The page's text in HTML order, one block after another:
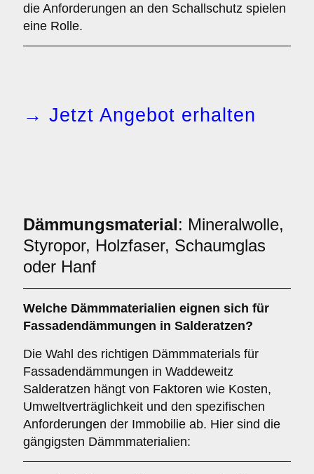
die Anforderungen an den Schallschutz spielen
eine Rolle.
→ Jetzt Angebot erhalten
Dämmungsmaterial: Mineralwolle,
Styropor, Holzfaser, Schaumglas
oder Hanf
Welche Dämmmaterialien eignen sich für
Fassadendämmungen in Salderatzen?
Die Wahl des richtigen Dämmmaterials für
Fassadendämmungen in Waddeweitz
Salderatzen hängt von Faktoren wie Kosten,
Umweltverträglichkeit und den spezifischen
Anforderungen der Immobilie ab. Hier sind die
gängigsten Dämmmaterialien: